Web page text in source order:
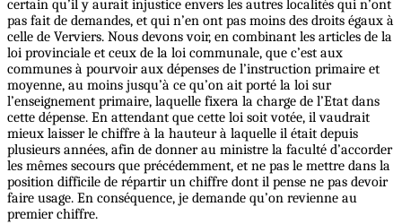
certain qu’il y aurait injustice envers les autres localités qui n’ont
pas fait de demandes, et qui n’en ont pas moins des droits égaux à
celle de Verviers. Nous devons voir, en combinant les articles de la
loi provinciale et ceux de la loi communale, que c’est aux
communes à pourvoir aux dépenses de l’instruction primaire et
moyenne, au moins jusqu’à ce qu’on ait porté la loi sur
l’enseignement primaire, laquelle fixera la charge de l’Etat dans
cette dépense. En attendant que cette loi soit votée, il vaudrait
mieux laisser le chiffre à la hauteur à laquelle il était depuis
plusieurs années, afin de donner au ministre la faculté d’accorder
les mêmes secours que précédemment, et ne pas le mettre dans la
position difficile de répartir un chiffre dont il pense ne pas devoir
faire usage. En conséquence, je demande qu’on revienne au
premier chiffre.